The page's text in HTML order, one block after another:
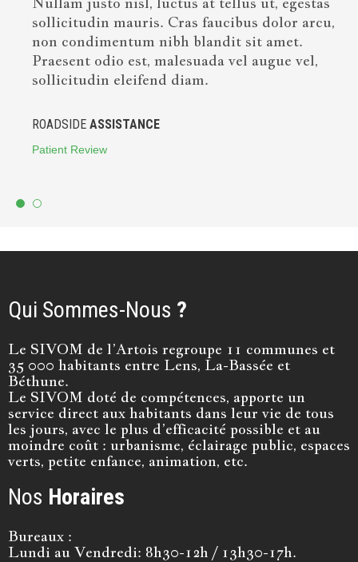
sollicitudin mauris. Cras faucibus dolor arcu,
non condimentum nibh blandit sit amet.
Praesent odio est, malesuada vel augue vel,
sollicitudin eleifend diam.
ROADSIDE ASSISTANCE
Patient Review
Qui Sommes-Nous ?
Le SIVOM de l’Artois regroupe 11 communes et
35 000 habitants entre Lens, La-Bassée et
Béthune.
Le SIVOM doté de compétences, apporte un
service direct aux habitants dans leur vie de tous
les jours, avec le plus d’efficacité possible et au
moindre coût : urbanisme, éclairage public, espaces
verts, petite enfance, animation, etc.
Nos Horaires
Bureaux :
Lundi au Vendredi: 8h30-12h / 13h30-17h.